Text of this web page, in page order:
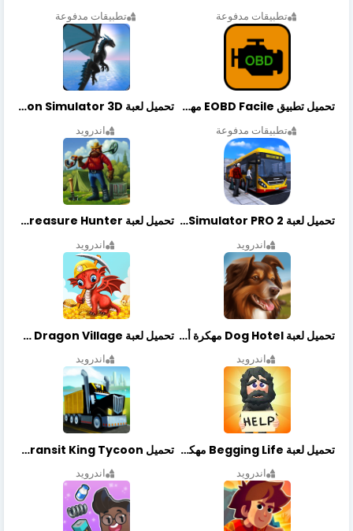
تطبيقات مدفوعة تطبيقات مدفوعة
تحميل تطبيق EOBD Facile مهكر أخر إصدار
تطبيقات مدفوعة
تحميل لعبة Dragon Simulator 3D مهكرة أخر إصدار
اندرويد
تحميل لعبة Bus Simulator PRO 2 مهكرة أخر إصدار
اندرويد
تحميل لعبة Treasure Hunter مهكرة أخر إصدار
اندرويد
تحميل لعبة Dog Hotel مهكرة أخر إصدار
اندرويد
تحميل لعبة Dragon Village مهكرة أخر إصدار
اندرويد
تحميل لعبة Begging Life مهكرة أخر إصدار
اندرويد
تحميل Transit King Tycoon مهكرة أخر إصدار
اندرويد